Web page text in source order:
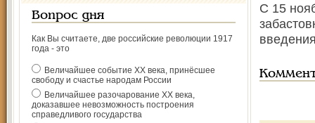
Вопрос дня
Как Вы считаете, две российские революции 1917
года - это
Величайшее событие ХХ века, принёсшее
свободу и счастье народам России
Величайшее разочарование ХХ века,
доказавшее невозможность построения
справедливого государства
С 15